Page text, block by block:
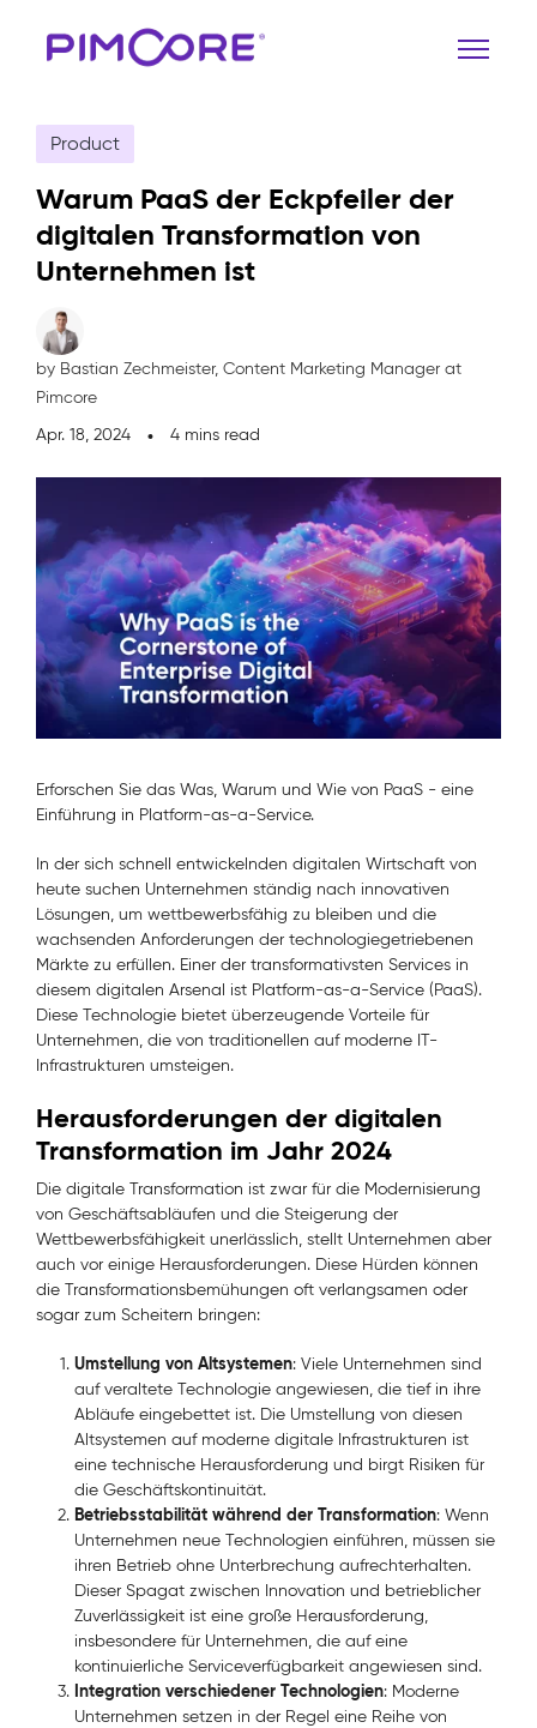
Product
Warum PaaS der Eckpfeiler der
digitalen Transformation von
Unternehmen ist
by Bastian Zechmeister, Content Marketing Manager at
Pimcore
Apr. 18, 2024
4 mins read
Erforschen Sie das Was, Warum und Wie von PaaS - eine
Einführung in Platform-as-a-Service.
In der sich schnell entwickelnden digitalen Wirtschaft von
heute suchen Unternehmen ständig nach innovativen
Lösungen, um wettbewerbsfähig zu bleiben und die
wachsenden Anforderungen der technologiegetriebenen
Märkte zu erfüllen. Einer der transformativsten Services in
diesem digitalen Arsenal ist Platform-as-a-Service (PaaS).
Diese Technologie bietet überzeugende Vorteile für
Unternehmen, die von traditionellen auf moderne IT-
Infrastrukturen umsteigen.
Herausforderungen der digitalen
Transformation im Jahr 2024
Die digitale Transformation ist zwar für die Modernisierung
von Geschäftsabläufen und die Steigerung der
Wettbewerbsfähigkeit unerlässlich, stellt Unternehmen aber
auch vor einige Herausforderungen. Diese Hürden können
die Transformationsbemühungen oft verlangsamen oder
sogar zum Scheitern bringen:
Umstellung von Altsystemen: Viele Unternehmen sind
auf veraltete Technologie angewiesen, die tief in ihre
Abläufe eingebettet ist. Die Umstellung von diesen
Altsystemen auf moderne digitale Infrastrukturen ist
eine technische Herausforderung und birgt Risiken für
die Geschäftskontinuität.
Betriebsstabilität während der Transformation: Wenn
Unternehmen neue Technologien einführen, müssen sie
ihren Betrieb ohne Unterbrechung aufrechterhalten.
Dieser Spagat zwischen Innovation und betrieblicher
Zuverlässigkeit ist eine große Herausforderung,
insbesondere für Unternehmen, die auf eine
kontinuierliche Serviceverfügbarkeit angewiesen sind.
Integration verschiedener Technologien: Moderne
Unternehmen setzen in der Regel eine Reihe von